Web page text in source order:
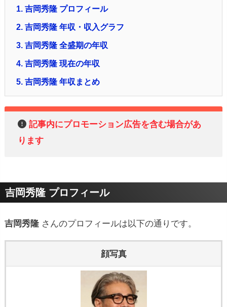
1. 吉岡秀隆 プロフィール
2. 吉岡秀隆 年収・収入グラフ
3. 吉岡秀隆 全盛期の年収
4. 吉岡秀隆 現在の年収
5. 吉岡秀隆 年収まとめ
記事内にプロモーション広告を含む場合があ
ります
吉岡秀隆 プロフィール
吉岡秀隆 さんのプロフィールは以下の通りです。
顔写真